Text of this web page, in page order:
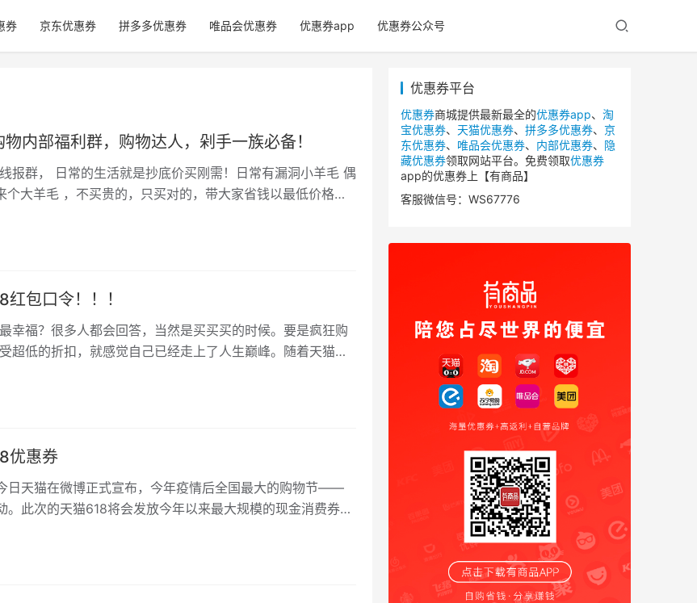
券 京东优惠券 拼多多优惠券 唯品会优惠券 优惠券app 优惠券公众号
内部福利群，购物达人，剁手一族必备！
报群， 日常的生活就是抄底价买刚需！日常有漏洞小羊毛 偶
个大羊毛 ，不买贵的，只买对的，带大家省钱以最低价格买
包口令！！！
幸福？很多人都会回答，当然是买买买的时候。要是疯狂购
超低的折扣，就感觉自己已经走上了人生巅峰。随着天猫
优惠券
日天猫在微博正式宣布，今年疫情后全国最大的购物节——
。此次的天猫618将会发放今年以来最大规模的现金消费券和
优惠券平台
优惠券商城提供最新最全的优惠券app、 淘
宝优惠券、 天猫优惠券、 拼多多优惠券、 京
东优惠券、 唯品会优惠券、 内部优惠券、 隐
藏优惠券领取网站平台。免费领取优惠券
app的优惠券上【有商品】
客服微信号：WS67776